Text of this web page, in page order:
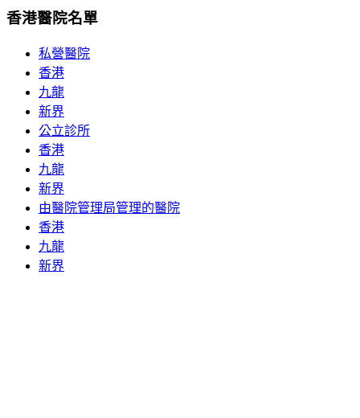
香港醫院名單
私營醫院
香港
九龍
新界
公立診所
香港
九龍
新界
由醫院管理局管理的醫院
香港
九龍
新界